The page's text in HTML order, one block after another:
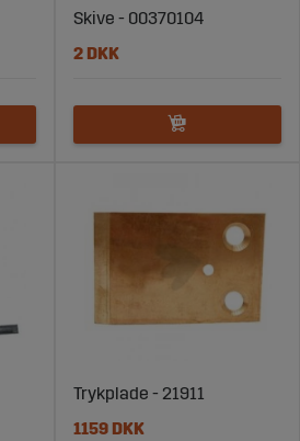
Skive - 00370104
2 DKK
Trykplade - 21911
1159 DKK